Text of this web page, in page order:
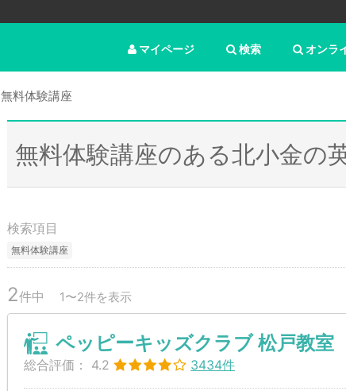
オンラ
検索
マイページ
無料体験講座
無料体験講座のある北小金の
検索項目
無料体験講座
2件中 1〜2件を表示
ペッピーキッズクラブ 松戸教室
総合評価： 4.2 3434件